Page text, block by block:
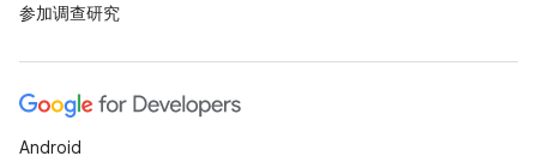
参加调查研究
Android